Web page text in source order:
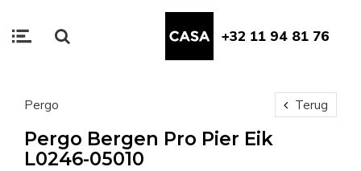
+32 11 94 81 76
Pergo Terug
Pergo Bergen Pro Pier Eik
L0246-05010